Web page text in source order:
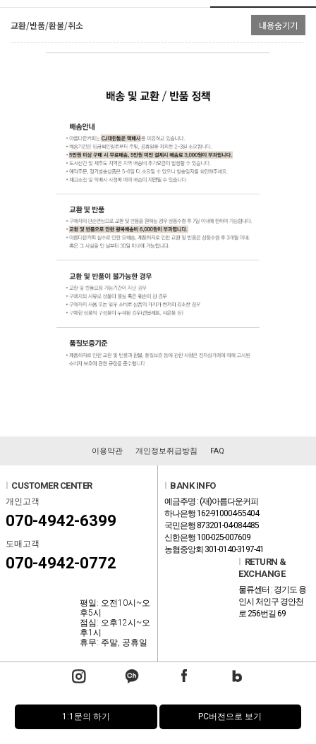
교환/반품/환불/취소 내용숨기기
이용약관 개인정보취급방침 FAQ
CUSTOMER CENTER
개인고객
070-4942-6399
도매고객
070-4942-0772
평일: 오전10시~오
후5시
점심: 오후12시~오
후1시
휴무: 주말, 공휴일
BANK INFO
예금주명 : (재)아름다운커피
하나은행 162-910004-55404
국민은행 873201-04-084485
신한은행 100-025-007609
농협중앙회 301-0140-3197-41
RETURN &
EXCHANGE
물류센터 : 경기도 용
인시 처인구 경안천
로 256번길 69
1:1문의 하기 PC버전으로 보기